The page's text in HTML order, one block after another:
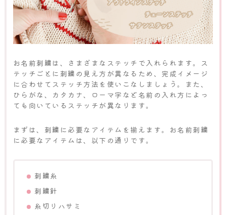
お名前刺繍は、さまざまなステッチで入れられます。ス
テッチごとに刺繍の見え方が異なるため、完成イメージ
に合わせてステッチ方法を使いこなしましょう。また、
ひらがな、カタカナ、ローマ字など名前の入れ方によっ
ても向いているステッチが異なります。
まずは、刺繍に必要なアイテムを揃えます。お名前刺繍
に必要なアイテムは、以下の通りです。
刺繍糸
刺繍針
糸切りハサミ